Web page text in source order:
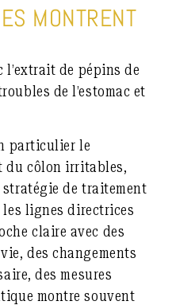
MONTRENT
l’extrait de pépins de
de l’estomac et
particulier le
du côlon irritables,
de traitement
les lignes directrices
claire avec des
des changements
des mesures
montre souvent